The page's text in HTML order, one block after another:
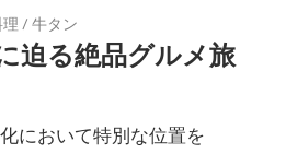
/牛タン
迫る絶品グルメ旅
において特別な位置を